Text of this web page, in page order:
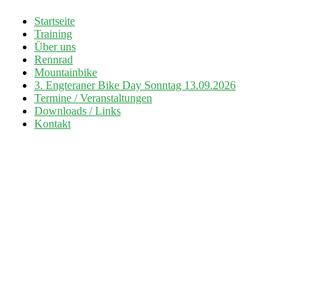
Zum
Inhalt
springen
Radsport TuS Engter
Startseite
Training
Über uns
Rennrad
Mountainbike
3. Engteraner Bike Day Sonntag 13.09.2026
Termine / Veranstaltungen
Downloads / Links
Kontakt